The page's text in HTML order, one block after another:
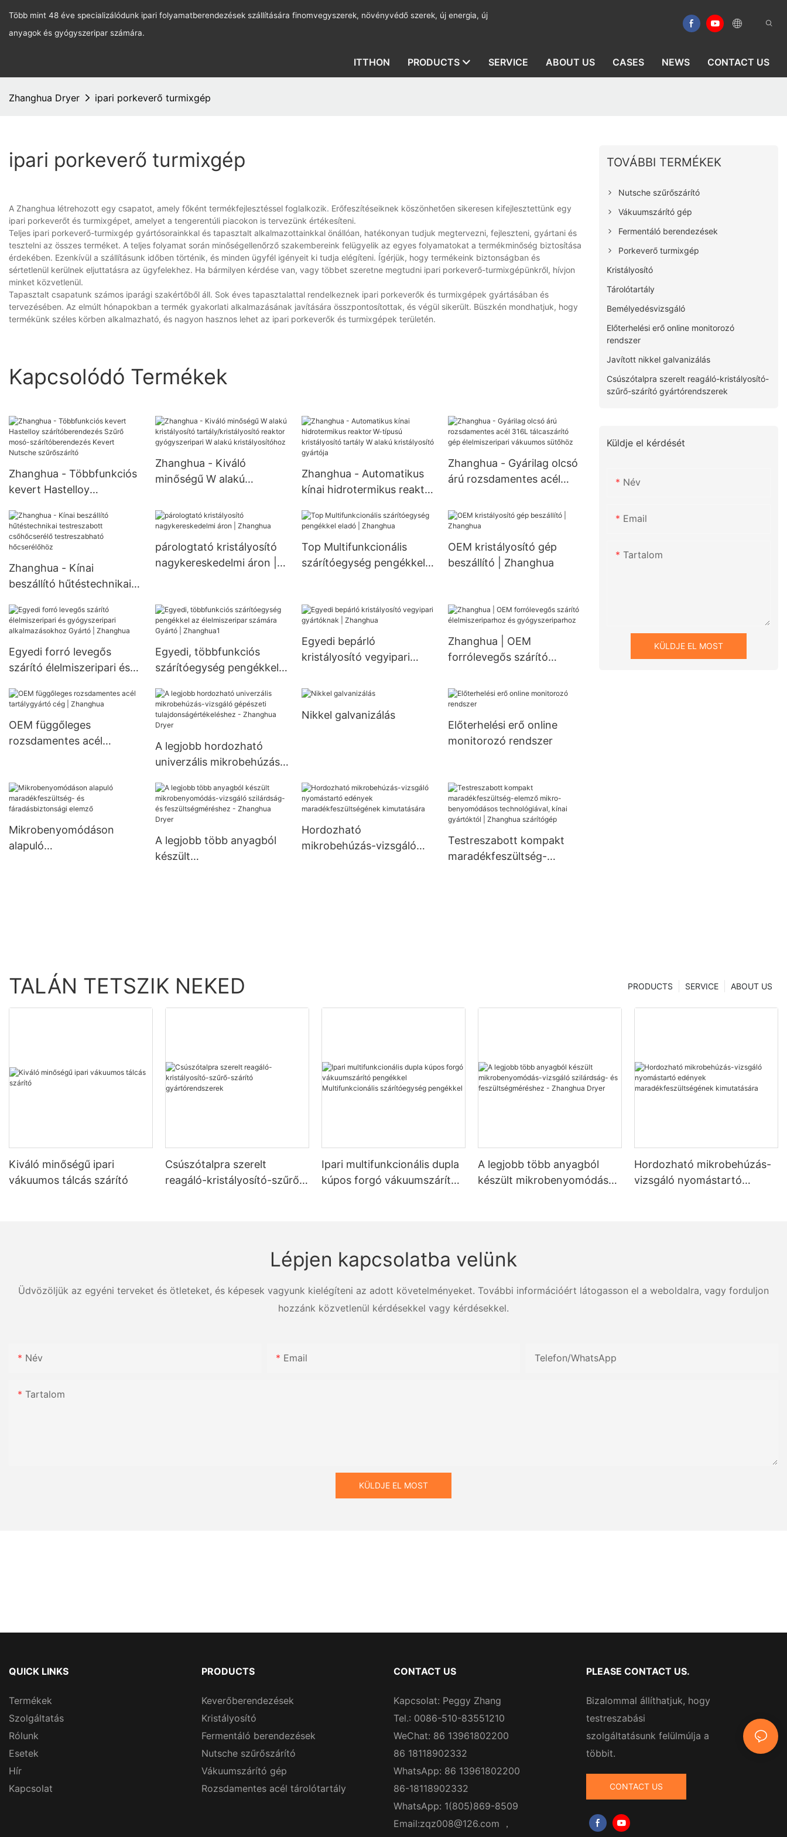
Több mint 48 éve specializálódunk ipari folyamatberendezések szállítására finomvegyszerek, növényvédő szerek, új energia, új
anyagok és gyógyszeripar számára.
ITTHON PRODUCTS SERVICE ABOUT US CASES NEWS CONTACT US
Zhanghua Dryer ipari porkeverő turmixgép
ipari porkeverő turmixgép
A Zhanghua létrehozott egy csapatot, amely főként termékfejlesztéssel foglalkozik. Erőfeszítéseiknek köszönhetően sikeresen kifejlesztettünk egy
ipari porkeverőt és turmixgépet, amelyet a tengerentúli piacokon is tervezünk értékesíteni.
Teljes ipari porkeverő-turmixgép gyártósorainkkal és tapasztalt alkalmazottainkkal önállóan, hatékonyan tudjuk megtervezni, fejleszteni, gyártani és
tesztelni az összes terméket. A teljes folyamat során minőségellenőrző szakembereink felügyelik az egyes folyamatokat a termékminőség biztosítása
érdekében. Ezenkívül a szállításunk időben történik, és minden ügyfél igényeit ki tudja elégíteni. Ígérjük, hogy termékeink biztonságban és
sértetlenül kerülnek eljuttatásra az ügyfelekhez. Ha bármilyen kérdése van, vagy többet szeretne megtudni ipari porkeverő-turmixgépünkről, hívjon
minket közvetlenül.
Tapasztalt csapatunk számos iparági szakértőből áll. Sok éves tapasztalattal rendelkeznek ipari porkeverők és turmixgépek gyártásában és
tervezésében. Az elmúlt hónapokban a termék gyakorlati alkalmazásának javítására összpontosítottak, és végül sikerült. Büszkén mondhatjuk, hogy
termékünk széles körben alkalmazható, és nagyon hasznos lehet az ipari porkeverők és turmixgépek területén.
Kapcsolódó Termékek
Zhanghua - Többfunkciós
kevert Hastelloy
mosó-szárítóberendezés
Kevert Nutsche
szűrőszárító
Zhanghua - Kiváló
minőségű W alakú
tartály/kristályosító
reaktor gyógyszeripari W
alakú kristályosítóhoz
Zhanghua - Automatikus
kínai hidrotermikus reaktor
tartály W alakú
Zhanghua - Gyárilag olcsó
árú rozsdamentes acél
élelmiszeripari vákuumos
sütőhöz
Zhanghua - Kínai
beszállító hűtéstechnikai
csőhőcserélő
testreszabható
hőcserélőhöz
párologtató kristályosító
nagykereskedelmi áron |
Top Multifunkcionális
szárítóegység pengékkel
OEM kristályosító gép
beszállító | Zhanghua
Egyedi forró levegős
szárító élelmiszeripari és
alkalmazásokhoz Gyártó |
Egyedi, többfunkciós
szárítóegység pengékkel
Gyártó | Zhanghua1
Egyedi bepárló
kristályosító vegyipari
Zhanghua | OEM
forrólevegős szárító
gyógyszeriparhoz
OEM függőleges
rozsdamentes acél
A legjobb hordozható
univerzális mikrobehúzás-
tulajdonságértékeléshez -
Zhanghua Dryer
Nikkel galvanizálás
Előterhelési erő online
monitorozó rendszer
Mikrobenyomódáson
alapuló
A legjobb több anyagból
készült
Hordozható
mikrobehúzás-vizsgáló
Testreszabott kompakt
maradékfeszültség-
TOVÁBBI TERMÉKEK
Nutsche szűrőszárító
Vákuumszárító gép
Fermentáló berendezések
Porkeverő turmixgép
Kristályosító
Tárolótartály
Bemélyedésvizsgáló
Előterhelési erő online monitorozó
rendszer
Javított nikkel galvanizálás
Csúszótalpra szerelt reagáló-kristályosító-
szűrő-szárító gyártórendszerek
Küldje el kérdését
Név
Email
Tartalom
KÜLDJE EL MOST
TALÁN TETSZIK NEKED ABOUT US
SERVICE
PRODUCTS
Kiváló minőségű ipari
vákuumos tálcás szárító
Csúszótalpra szerelt
reagáló-kristályosító-szűrő-
Ipari multifunkcionális dupla
kúpos forgó vákuumszárító
A legjobb több anyagból
készült mikrobenyomódás-
Hordozható mikrobehúzás-
vizsgáló nyomástartó
Lépjen kapcsolatba velünk
Üdvözöljük az egyéni terveket és ötleteket, és képesek vagyunk kielégíteni az adott követelményeket. További információért látogasson el a weboldalra, vagy forduljon
hozzánk közvetlenül kérdésekkel vagy kérdésekkel.
Név Email Telefon/WhatsApp
Tartalom
KÜLDJE EL MOST
QUICK LINKS
Termékek
Szolgáltatás
Rólunk
Esetek
Hír
Kapcsolat
PRODUCTS
Keverőberendezések
Kristályosító
Fermentáló berendezések
Nutsche szűrőszárító
Vákuumszárító gép
Rozsdamentes acél tárolótartály
CONTACT US
Kapcsolat: Peggy Zhang
Tel.: 0086-510-83551210
WeChat: 86 13961802200
86 18118902332
WhatsApp: 86 13961802200
86-18118902332
WhatsApp: 1(805)869-8509
Email:zqz008@126.com ，
PLEASE CONTACT US.
Bizalommal állíthatjuk, hogy
testreszabási
szolgáltatásunk felülmúlja a
többit.
CONTACT US